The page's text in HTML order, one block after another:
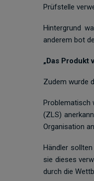
Prüfstelle
Hintergrund
anderem bot
„Das Produkt
Zudem wurde
Problematisch
(ZLS)
Organisation
Händler
sie dieses
durch die